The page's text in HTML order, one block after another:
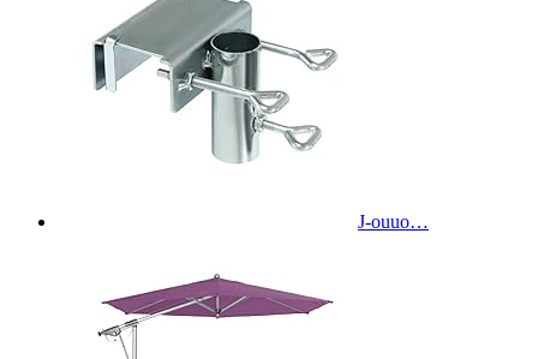
J-ouuo…